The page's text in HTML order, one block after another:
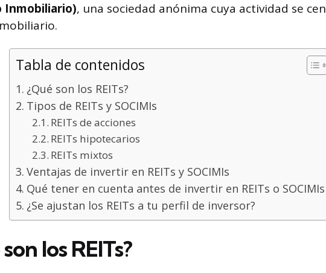
Inmobiliario), una sociedad anónima cuya actividad se
Tabla de contenidos
¿Qué son los REITs?
Tipos de REITs y SOCIMIs
REITs de acciones
REITs hipotecarios
REITs mixtos
Ventajas de invertir en REITs y SOCIMIs
Qué tener en cuenta antes de invertir en REITs o SOCIMIs
¿Se ajustan los REITs a tu perfil de inversor?
los REITs?